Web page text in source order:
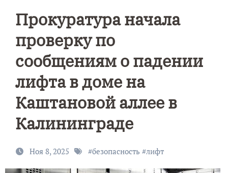
Прокуратура начала
проверку по
сообщениям о падении
лифта в доме на
Каштановой аллее в
Калининграде
Ноя 8, 2025 #безопасность #лифт